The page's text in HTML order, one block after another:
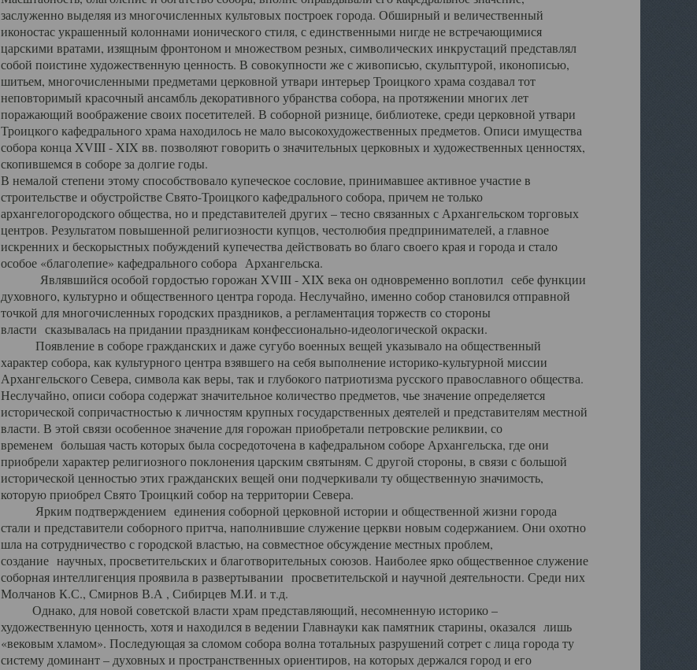
заслуженно выделяя из многочисленных культовых построек города. Обширный и величественный
иконостас украшенный колоннами ионического стиля, с единственными нигде не встречающимися
царскими вратами, изящным фронтоном и множеством резных, символических инкрустаций представлял
собой поистине художественную ценность. В совокупности же с живописью, скульптурой, иконописью,
шитьем, многочисленными предметами церковной утвари интерьер Троицкого храма создавал тот
неповторимый красочный ансамбль декоративного убранства собора, на протяжении многих лет
поражающий воображение своих посетителей. В соборной ризнице, библиотеке, среди церковной утвари
Троицкого кафедрального храма находилось не мало высокохудожественных предметов. Описи имущества
собора конца XVIII - XIX вв. позволяют говорить о значительных церковных и художественных ценностях,
скопившемся в соборе за долгие годы.
В немалой степени этому способствовало купеческое сословие, принимавшее активное участие в
строительстве и обустройстве Свято-Троицкого кафедрального собора, причем не только
архангелогородского общества, но и представителей других – тесно связанных с Архангельском торговых
центров. Результатом повышенной религиозности купцов, честолюбия предпринимателей, а главное
искренних и бескорыстных побуждений купечества действовать во благо своего края и города и стало
особое «благолепие» кафедрального собора Архангельска.
Являвшийся особой гордостью горожан XVIII - XIX века он одновременно воплотил себе функции
духовного, культурно и общественного центра города. Неслучайно, именно собор становился отправной
точкой для многочисленных городских праздников, а регламентация торжеств со стороны
власти сказывалась на придании праздникам конфессионально-идеологической окраски.
Появление в соборе гражданских и даже сугубо военных вещей указывало на общественный
характер собора, как культурного центра взявшего на себя выполнение историко-культурной миссии
Архангельского Севера, символа как веры, так и глубокого патриотизма русского православного общества.
Неслучайно, описи собора содержат значительное количество предметов, чье значение определяется
исторической сопричастностью к личностям крупных государственных деятелей и представителям местной
власти. В этой связи особенное значение для горожан приобретали петровские реликвии, со
временем большая часть которых была сосредоточена в кафедральном соборе Архангельска, где они
приобрели характер религиозного поклонения царским святыням. С другой стороны, в связи с большой
исторической ценностью этих гражданских вещей они подчеркивали ту общественную значимость,
которую приобрел Свято Троицкий собор на территории Севера.
Ярким подтверждением единения соборной церковной истории и общественной жизни города
стали и представители соборного притча, наполнившие служение церкви новым содержанием. Они охотно
шла на сотрудничество с городской властью, на совместное обсуждение местных проблем,
создание научных, просветительских и благотворительных союзов. Наиболее ярко общественное служение
соборная интеллигенция проявила в развертывании просветительской и научной деятельности. Среди них
Молчанов К.С., Смирнов В.А , Сибирцев М.И. и т.д.
Однако, для новой советской власти храм представляющий, несомненную историко –
художественную ценность, хотя и находился в ведении Главнауки как памятник старины, оказался лишь
«вековым хламом». Последующая за сломом собора волна тотальных разрушений сотрет с лица города ту
систему доминант – духовных и пространственных ориентиров, на которых держался город и его